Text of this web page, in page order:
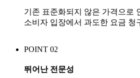
기존 표준화되지 않은 가격으로
소비자 입장에서 과도한 요금 청
POINT 02
뛰어난 전문성